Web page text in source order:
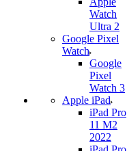
Watch
Ultra 2
Google Pixel
Watch
Google
Pixel
Watch 3
Apple iPad
iPad Pro
11 M2
2022